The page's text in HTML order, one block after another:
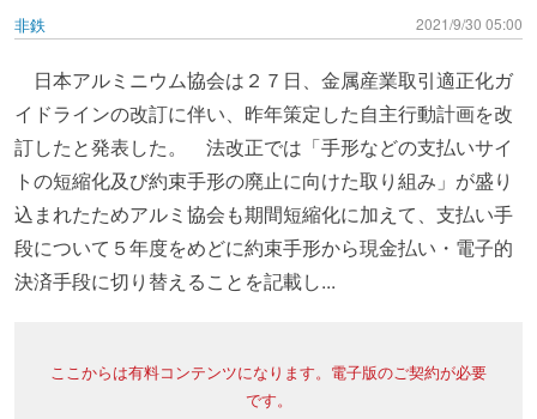
非鉄 2021/9/30 05:00
日本アルミニウム協会は２７日、金属産業取引適正化ガ
イドラインの改訂に伴い、昨年策定した自主行動計画を改
訂したと発表した。 法改正では「手形などの支払いサイ
トの短縮化及び約束手形の廃止に向けた取り組み」が盛り
込まれたためアルミ協会も期間短縮化に加えて、支払い手
段について５年度をめどに約束手形から現金払い・電子的
決済手段に切り替えることを記載し...
ここからは有料コンテンツになります。電子版のご契約が必要
です。